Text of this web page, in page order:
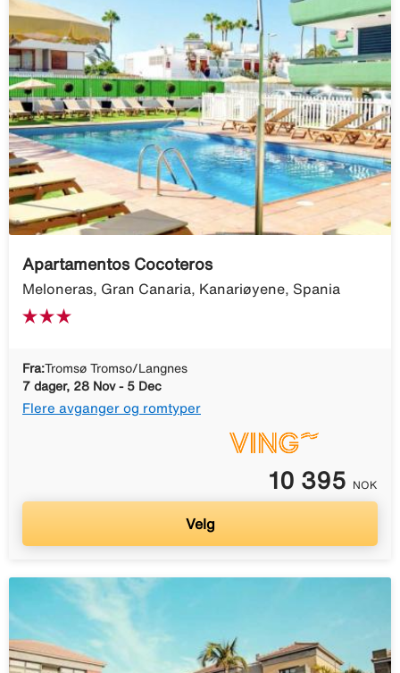
Apartamentos Cocoteros
Meloneras, Gran Canaria, Kanariøyene, Spania
Fra:Tromsø Tromso/Langnes
7 dager, 28 Nov - 5 Dec
Flere avganger og romtyper
10 395 NOK
Velg